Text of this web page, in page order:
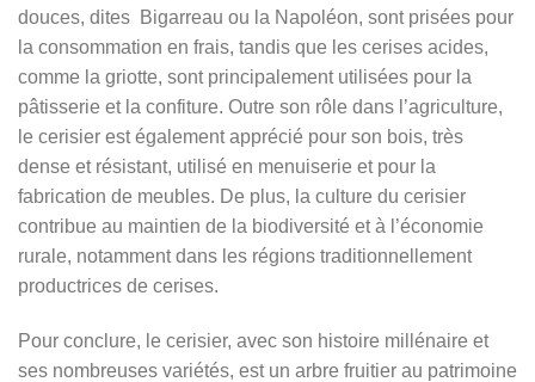
douces, dites Bigarreau ou la Napoléon, sont prisées pour
la consommation en frais, tandis que les cerises acides,
comme la griotte, sont principalement utilisées pour la
pâtisserie et la confiture. Outre son rôle dans l’agriculture,
le cerisier est également apprécié pour son bois, très
dense et résistant, utilisé en menuiserie et pour la
fabrication de meubles. De plus, la culture du cerisier
contribue au maintien de la biodiversité et à l’économie
rurale, notamment dans les régions traditionnellement
productrices de cerises.
Pour conclure, le cerisier, avec son histoire millénaire et
ses nombreuses variétés, est un arbre fruitier au patrimoine